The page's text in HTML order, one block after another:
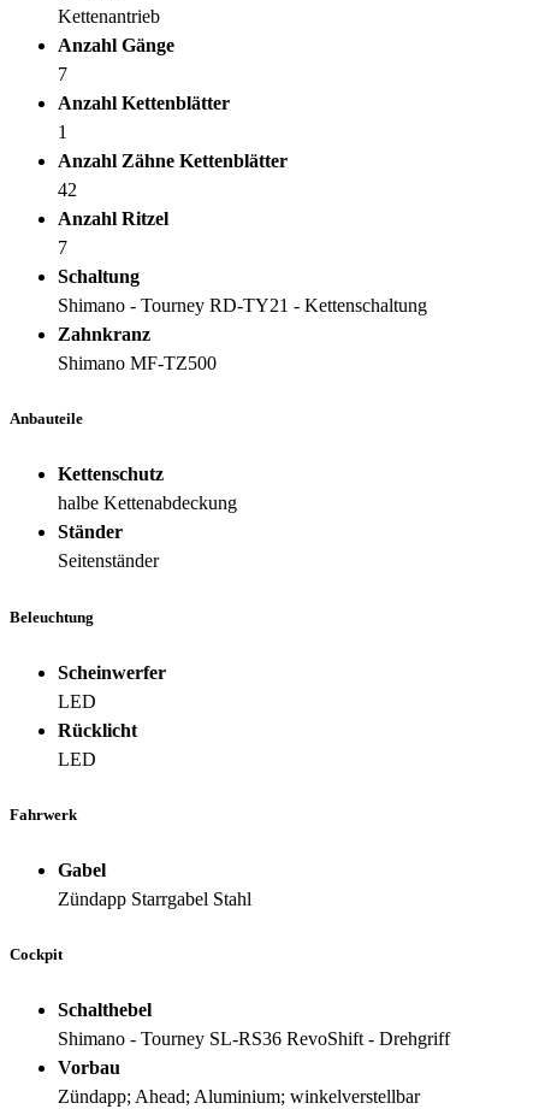
Kettenantrieb
Anzahl Gänge
7
Anzahl Kettenblätter
1
Anzahl Zähne Kettenblätter
42
Anzahl Ritzel
7
Schaltung
Shimano - Tourney RD-TY21 - Kettenschaltung
Zahnkranz
Shimano MF-TZ500
Anbauteile
Kettenschutz
halbe Kettenabdeckung
Ständer
Seitenständer
Beleuchtung
Scheinwerfer
LED
Rücklicht
LED
Fahrwerk
Gabel
Zündapp Starrgabel Stahl
Cockpit
Schalthebel
Shimano - Tourney SL-RS36 RevoShift - Drehgriff
Vorbau
Zündapp; Ahead; Aluminium; winkelverstellbar